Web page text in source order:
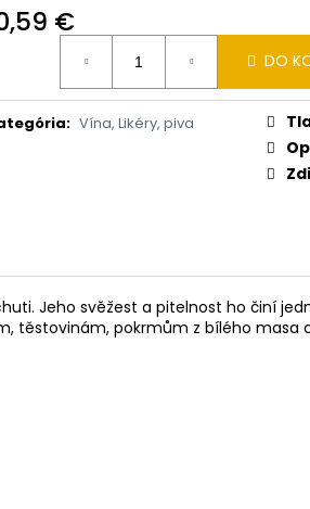
€
DO
: Vína, Likéry, piva
Jeho svěžest a pitelnost ho činí
těstovinám, pokrmům z bílého masa
ANANAS 900G